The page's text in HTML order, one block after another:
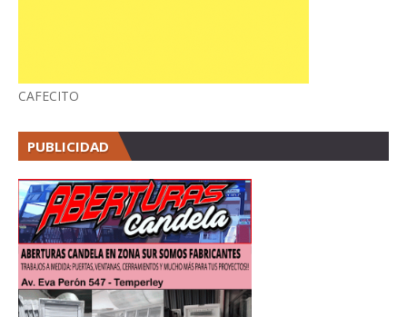
CAFECITO
PUBLICIDAD